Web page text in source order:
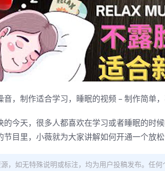
音，制作适合学习，睡眠的视频 – 制作简单
的今天，很多人都喜欢在学习或者睡眠的时
节目里，小薇就为大家讲解如何开通一个放
，如无特殊说明或标注，均为用户投稿发布。任